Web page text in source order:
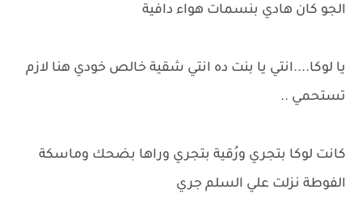
الجو كان هادي بنسمات هواء دافية
يا لوكا....انتي يا بنت ده انتي شقية خالص خودي هنا لازم
تستحمي ..
كانت لوكا بتجري ورُقية بتجري وراها بضحك وماسكة
الفوطة نزلت علي السلم جري